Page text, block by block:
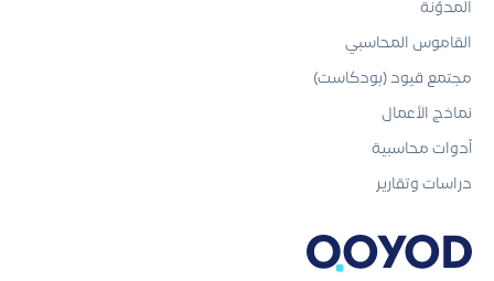
المدوّنة
القاموس المحاسبي
مجتمع قيود (بودكاست)
نماذج الأعمال
أدوات محاسبية
دراسات وتقارير